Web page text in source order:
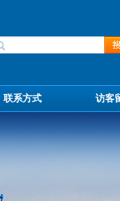
联系方式 访客